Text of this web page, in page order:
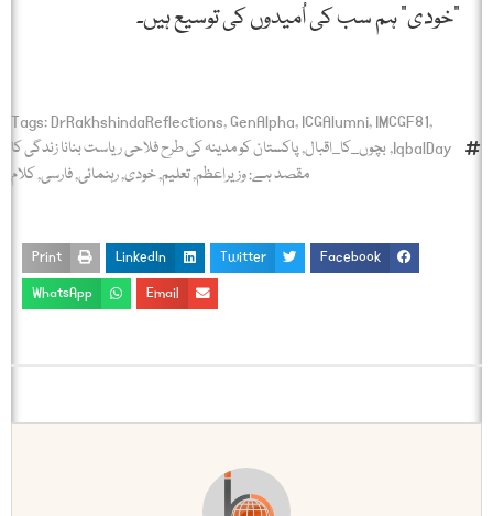
"خودی” ہم سب کی اُمیدوں کی توسیع ہیں۔
Tags:DrRakhshindaReflections,GenAlpha,ICGAlumni,IMCGF81,
IqbalDay
,بچوں_کا_اقبال,پاکستان کو مدینہ کی طرح فلاحی ریاست بنانا زندگی کا
مقصد ہے: وزیراعظم,تعلیم,خودی,رہنمائی,فارسی,کلام
Facebook
Twitter
LinkedIn
Print
Email
WhatsApp